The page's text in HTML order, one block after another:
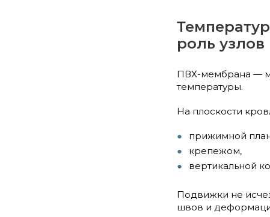
роль узлов
ПВХ-мембрана —
температуры.
На плоскости
прижимной
крепежом,
вертикальной
Подвижки не
швов и